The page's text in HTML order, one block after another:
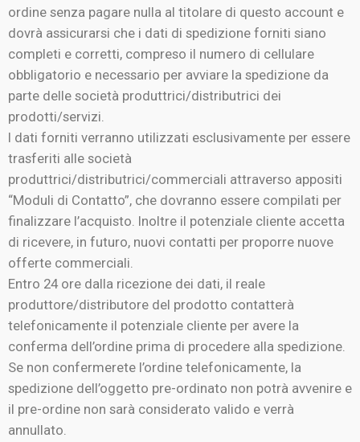
ordine senza pagare nulla al titolare di questo account e
dovrà assicurarsi che i dati di spedizione forniti siano
completi e corretti, compreso il numero di cellulare
obbligatorio e necessario per avviare la spedizione da
parte delle società produttrici/distributrici dei
prodotti/servizi.
I dati forniti verranno utilizzati esclusivamente per essere
trasferiti alle società
produttrici/distributrici/commerciali attraverso appositi
“Moduli di Contatto”, che dovranno essere compilati per
finalizzare l’acquisto. Inoltre il potenziale cliente accetta
di ricevere, in futuro, nuovi contatti per proporre nuove
offerte commerciali.
Entro 24 ore dalla ricezione dei dati, il reale
produttore/distributore del prodotto contatterà
telefonicamente il potenziale cliente per avere la
conferma dell’ordine prima di procedere alla spedizione.
Se non confermerete l’ordine telefonicamente, la
spedizione dell’oggetto pre-ordinato non potrà avvenire e
il pre-ordine non sarà considerato valido e verrà
annullato.